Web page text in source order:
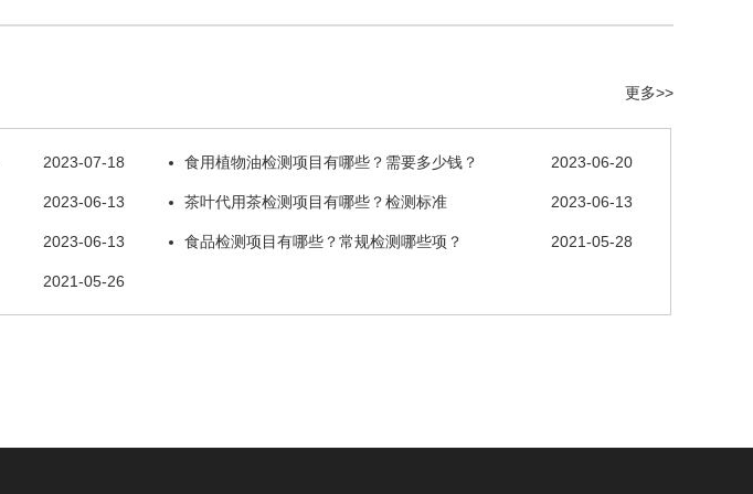
更多>>
2023-07-18 2023-06-20
食用植物油检测项目有哪些？需要多少钱？
2023-06-13 2023-06-13
茶叶代用茶检测项目有哪些？检测标准
2023-06-13 2021-05-28
食品检测项目有哪些？常规检测哪些项？
2021-05-26